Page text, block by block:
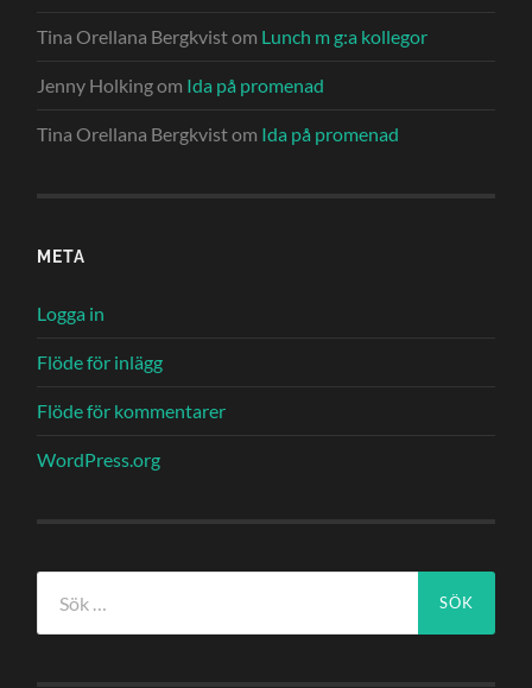
Tina Orellana Bergkvistom Lunch m g:a kollegor
Jenny Holkingom Ida på promenad
Tina Orellana Bergkvistom Ida på promenad
META
Logga in
Flöde för inlägg
Flöde för kommentarer
WordPress.org
efter: